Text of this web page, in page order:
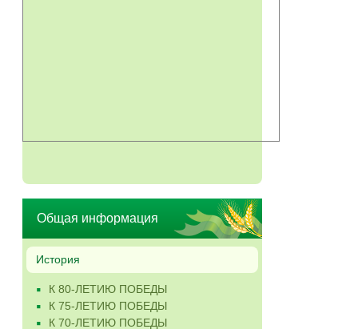
Общая информация
История
К 80-ЛЕТИЮ ПОБЕДЫ
К 75-ЛЕТИЮ ПОБЕДЫ
К 70-ЛЕТИЮ ПОБЕДЫ